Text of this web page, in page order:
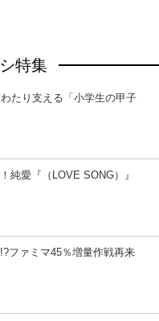
特集
たり支える「小学生の甲子
純愛『（LOVE SONG）』
ファミマ45％増量作戦再来